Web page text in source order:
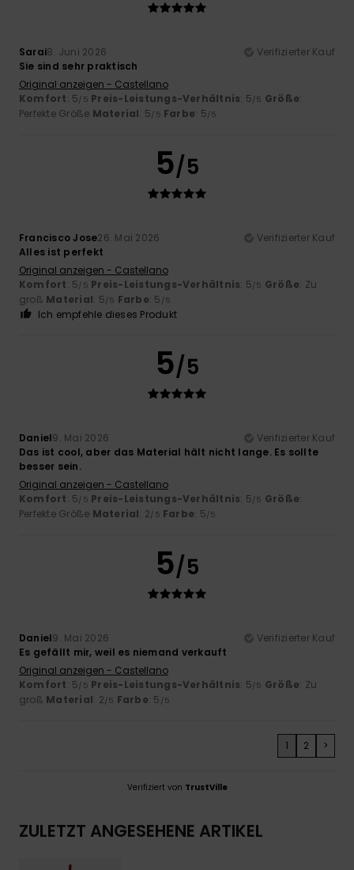
Sarai8. Juni 2026
Verifizierter Kauf
Sie sind sehr praktisch
Original anzeigen - Castellano
Komfort: 5/5 Preis-Leistungs-Verhältnis: 5/5 Größe:
Perfekte Größe Material: 5/5 Farbe: 5/5
5/5
Francisco Jose26. Mai 2026
Verifizierter Kauf
Alles ist perfekt
Original anzeigen - Castellano
Komfort: 5/5 Preis-Leistungs-Verhältnis: 5/5 Größe: Zu
groß Material: 5/5 Farbe: 5 /5
Ich empfehle dieses Produkt
5/5
Daniel9. Mai 2026
Verifizierter Kauf
Das ist cool, aber das Material hält nicht lange. Es sollte
besser sein.
Original anzeigen - Castellano
Komfort: 5/5 Preis-Leistungs-Verhältnis: 5/5 Größe:
Perfekte Größe Material: 2/5 Farbe: 5/5
5/5
Daniel9. Mai 2026
Verifizierter Kauf
Es gefällt mir, weil es niemand verkauft
Original anzeigen - Castellano
Komfort: 5/5 Preis-Leistungs-Verhältnis: 5/5 Größe: Zu
groß Material: 2/5 Farbe: 5 /5
1 2 >
Verifiziert von TrustVille
ZULETZT ANGESEHENE ARTIKEL